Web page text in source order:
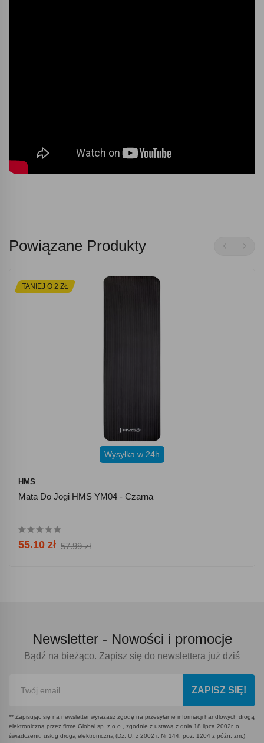
Powiązane Produkty
TANIEJ O 2 ZŁ
Wysyłka w 24h
HMS
Mata Do Jogi HMS YM04 - Czarna
55.10 zł 57.99 zł
Newsletter - Nowości i promocje
Bądź na bieżąco. Zapisz się do newslettera już dziś
ZAPISZ SIĘ!
** Zapisując się na newsletter wyrażasz zgodę na przesyłanie informacji handlowych drogą
elektroniczną przez firmę Global sp. z o.o., zgodnie z ustawą z dnia 18 lipca 2002r. o
świadczeniu usług drogą elektroniczną (Dz. U. z 2002 r. Nr 144, poz. 1204 z późn. zm.)